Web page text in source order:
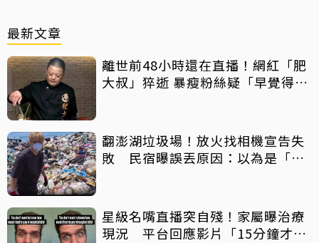
最新文章
離世前48小時還在直播！網紅「肥
大叔」猝逝 暴瘦粉絲疑「早覺得不
翻澎湖垃圾場！放火找相機宣告失
敗 民宿曝誤丟原因：以為是「按
星級名嘴直播突自殘！家屬曝治療
現況 平台回應影片「15分鐘才下